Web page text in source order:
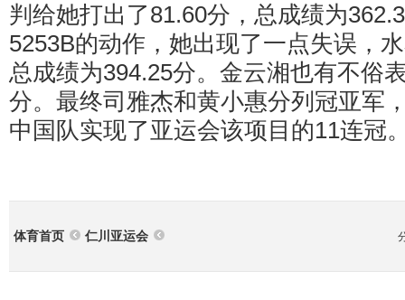
判给她打出了81.60分，总成绩为
5253B的动作，她出现了一点失误，
总成绩为394.25分。金云湘也有不俗
分。最终司雅杰和黄小惠分列冠亚军
中国队实现了亚运会该项目的11连冠
体育首页 仁川亚运会